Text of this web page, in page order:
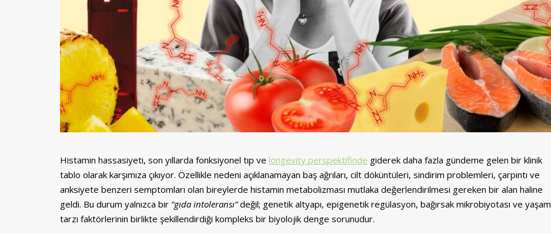
Histamin hassasiyeti, son yıllarda fonksiyonel tıp ve longevity perspektifinde giderek daha fazla gündeme gelen bir klinik
tablo olarak karşımıza çıkıyor. Özellikle nedeni açıklanamayan baş ağrıları, cilt döküntüleri, sindirim problemleri, çarpıntı ve
anksiyete benzeri semptomları olan bireylerde histamin metabolizması mutlaka değerlendirilmesi gereken bir alan haline
geldi. Bu durum yalnızca bir “gıda intoleransı”değil; genetik altyapı, epigenetik regülasyon, bağırsak mikrobiyotası ve yaşam
tarzı faktörlerinin birlikte şekillendirdiği kompleks bir biyolojik denge sorunudur.